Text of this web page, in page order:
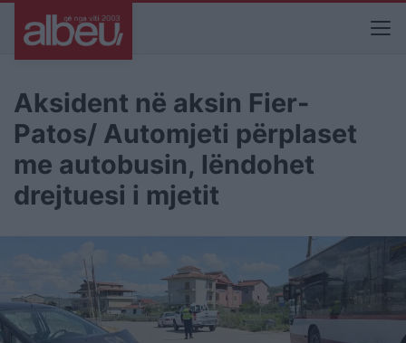
Aksident në aksin Fier-
Patos/ Automjeti përplaset
me autobusin, lëndohet
drejtuesi i mjetit